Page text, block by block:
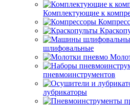
Комплектующие к
шлифовальные
пневмоинструментов
лубрикаторы